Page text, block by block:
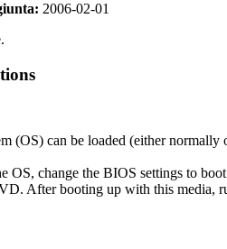
2006-02-01
(OS) can be loaded (either
OS, change the BIOS settings to
After booting up with this media,